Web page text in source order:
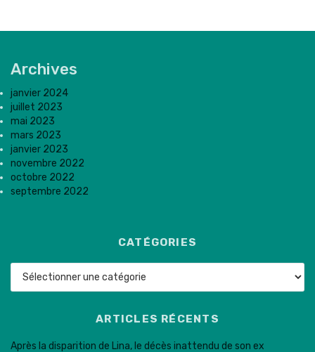
Archives
janvier 2024
juillet 2023
mai 2023
mars 2023
janvier 2023
novembre 2022
octobre 2022
septembre 2022
CATÉGORIES
ARTICLES RÉCENTS
Après la disparition de Lina, le décès inattendu de son ex